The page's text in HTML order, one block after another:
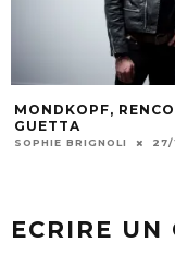
AVEC L’ANTI-
2011
ECRIRE UN